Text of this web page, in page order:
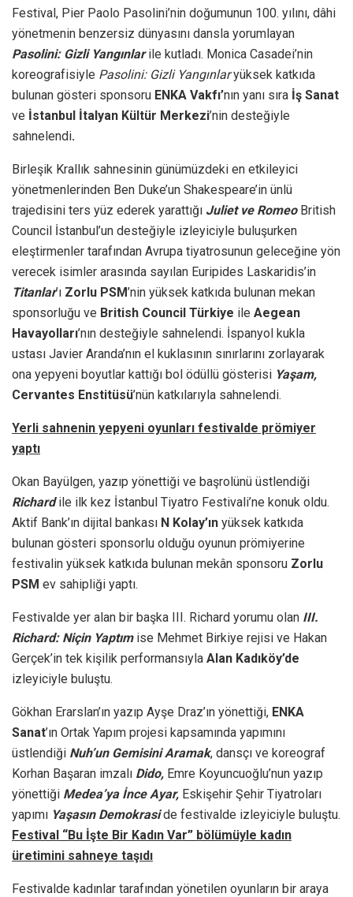
Festival, Pier Paolo Pasolini’nin doğumunun 100. yılını, dâhi
yönetmenin benzersiz dünyasını dansla yorumlayan
Pasolini: Gizli Yangınlarile kutladı. Monica Casadei’nin
koreografisiyle Pasolini: Gizli Yangınlaryüksek katkıda
bulunan gösteri sponsoru ENKA Vakfı’nın yanı sıra İş Sanat
ve İstanbul İtalyan Kültür Merkezi’nin desteğiyle
sahnelendi.
Birleşik Krallık sahnesinin günümüzdeki en etkileyici
yönetmenlerinden Ben Duke’un Shakespeare’in ünlü
trajedisini ters yüz ederek yarattığı Juliet ve RomeoBritish
Council İstanbul’un desteğiyle izleyiciyle buluşurken
eleştirmenler tarafından Avrupa tiyatrosunun geleceğine yön
verecek isimler arasında sayılan Euripides Laskaridis’in
Titanlar’ı Zorlu PSM’nin yüksek katkıda bulunan mekan
sponsorluğu ve British Council Türkiye ile Aegean
Havayolları’nın desteğiyle sahnelendi. İspanyol kukla
ustası Javier Aranda’nın el kuklasının sınırlarını zorlayarak
ona yepyeni boyutlar kattığı bol ödüllü gösterisi Yaşam,
Cervantes Enstitüsü’nün katkılarıyla sahnelendi.
Yerli sahnenin yepyeni oyunları festivalde prömiyer
yaptı
Okan Bayülgen, yazıp yönettiği ve başrolünü üstlendiği
Richardile ilk kez İstanbul Tiyatro Festivali’ne konuk oldu.
Aktif Bank’ın dijital bankası N Kolay’ın yüksek katkıda
bulunan gösteri sponsorlu olduğu oyunun prömiyerine
festivalin yüksek katkıda bulunan mekân sponsoru Zorlu
PSM ev sahipliği yaptı.
Festivalde yer alan bir başka III. Richard yorumu olan III.
Richard: Niçin Yaptım ise Mehmet Birkiye rejisi ve Hakan
Gerçek’in tek kişilik performansıyla Alan Kadıköy’de
izleyiciyle buluştu.
Gökhan Erarslan’ın yazıp Ayşe Draz’ın yönettiği, ENKA
Sanat’ın Ortak Yapım projesi kapsamında yapımını
üstlendiği Nuh’un Gemisini Aramak, dansçı ve koreograf
Korhan Başaran imzalı Dido, Emre Koyuncuoğlu’nun yazıp
yönettiği Medea’ya İnce Ayar, Eskişehir Şehir Tiyatroları
yapımı Yaşasın Demokraside festivalde izleyiciyle buluştu.
Festival “Bu İşte Bir Kadın Var” bölümüyle kadın
üretimini sahneye taşıdı
Festivalde kadınlar tarafından yönetilen oyunların bir araya